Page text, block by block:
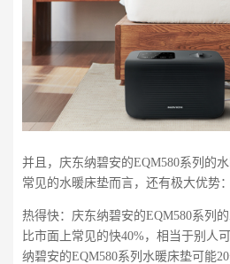
并且，庆东纳碧安的EQM580系列的
常见的水暖床垫而言，还有极大优势：
热得快：庆东纳碧安的EQM580系列
比市面上常见的快40%，相当于别人
纳碧安的EQM580系列水暖床垫可能20